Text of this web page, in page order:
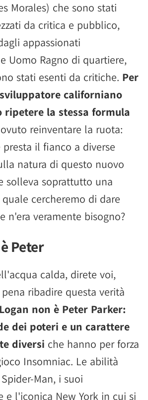
Morales) che sono stati
da critica e pubblico,
appassionati
Uomo Ragno di quartiere,
stati esenti da critiche. Per
californiano
ripetere la stessa formula
reinventare la ruota:
il fianco a diverse
natura di questo nuovo
solleva soprattutto una
cercheremo di dare
n'era veramente bisogno?
Peter
calda, direte voi,
ribadire questa verità
Logan non è Peter Parker:
dei poteri e un carattere
diversi che hanno per forza
Insomniac. Le abilità
Man, i suoi
e l'iconica New York in cui si